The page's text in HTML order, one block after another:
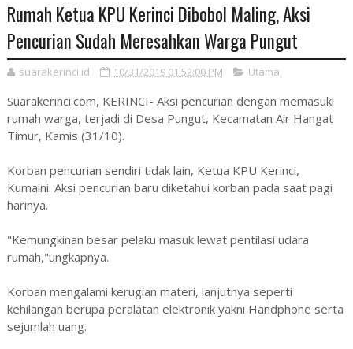
Rumah Ketua KPU Kerinci Dibobol Maling, Aksi
Pencurian Sudah Meresahkan Warga Pungut
suarakerinci.id 10/31/2019 01:52:00 PM Utama
Suarakerinci.com, KERINCI- Aksi pencurian dengan memasuki
rumah warga, terjadi di Desa Pungut, Kecamatan Air Hangat
Timur, Kamis (31/10).
Korban pencurian sendiri tidak lain, Ketua KPU Kerinci,
Kumaini. Aksi pencurian baru diketahui korban pada saat pagi
harinya.
"Kemungkinan besar pelaku masuk lewat pentilasi udara
rumah,"ungkapnya.
Korban mengalami kerugian materi, lanjutnya seperti
kehilangan berupa peralatan elektronik yakni Handphone serta
sejumlah uang.